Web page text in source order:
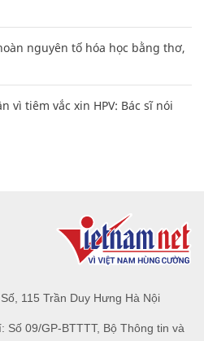
nguyên tố hóa học bằng thơ,
vì tiêm vắc xin HPV: Bác sĩ nói
115 Trần Duy Hưng Hà Nội
Số 09/GP-BTTTT, Bộ Thông tin và